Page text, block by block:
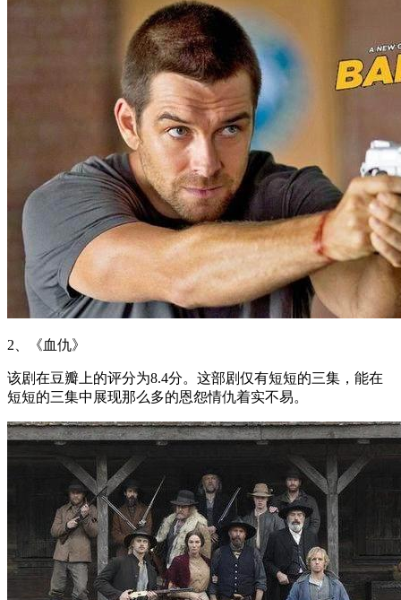
2、《血仇》
该剧在豆瓣上的评分为8.4分。这部剧仅有短短的三集，能在
短短的三集中展现那么多的恩怨情仇着实不易。